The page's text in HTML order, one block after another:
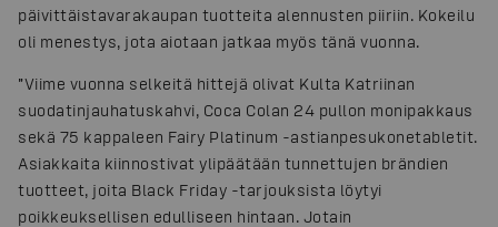
päivittäistavarakaupan tuotteita alennusten piiriin. Kokeilu
oli menestys, jota aiotaan jatkaa myös tänä vuonna.
”Viime vuonna selkeitä hittejä olivat Kulta Katriinan
suodatinjauhatuskahvi, Coca Colan 24 pullon monipakkaus
sekä 75 kappaleen Fairy Platinum -astianpesukonetabletit.
Asiakkaita kiinnostivat ylipäätään tunnettujen brändien
tuotteet, joita Black Friday -tarjouksista löytyi
poikkeuksellisen edulliseen hintaan. Jotain